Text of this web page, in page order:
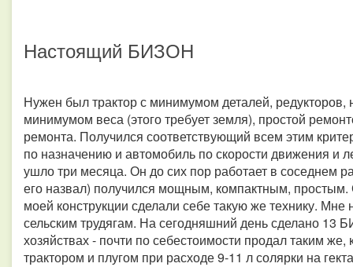
Настоящий БИЗОН
Нужен был трактор с минимумом деталей, редукторов,
минимумом веса (этого требует земля), простой
ремонта. Получился соответствующий всем этим
по назначению и автомобиль по скорости движения и
ушло три месяца. Он до сих пор работает в соседнем
его назвал) получился мощным, компактным,
моей конструкции сделали себе такую же технику. Мне
сельским трудягам. На сегодняшний день сделано 13
хозяйствах - почти по себестоимости продал таким
трактором и плугом при расходе 9-11 л солярки на